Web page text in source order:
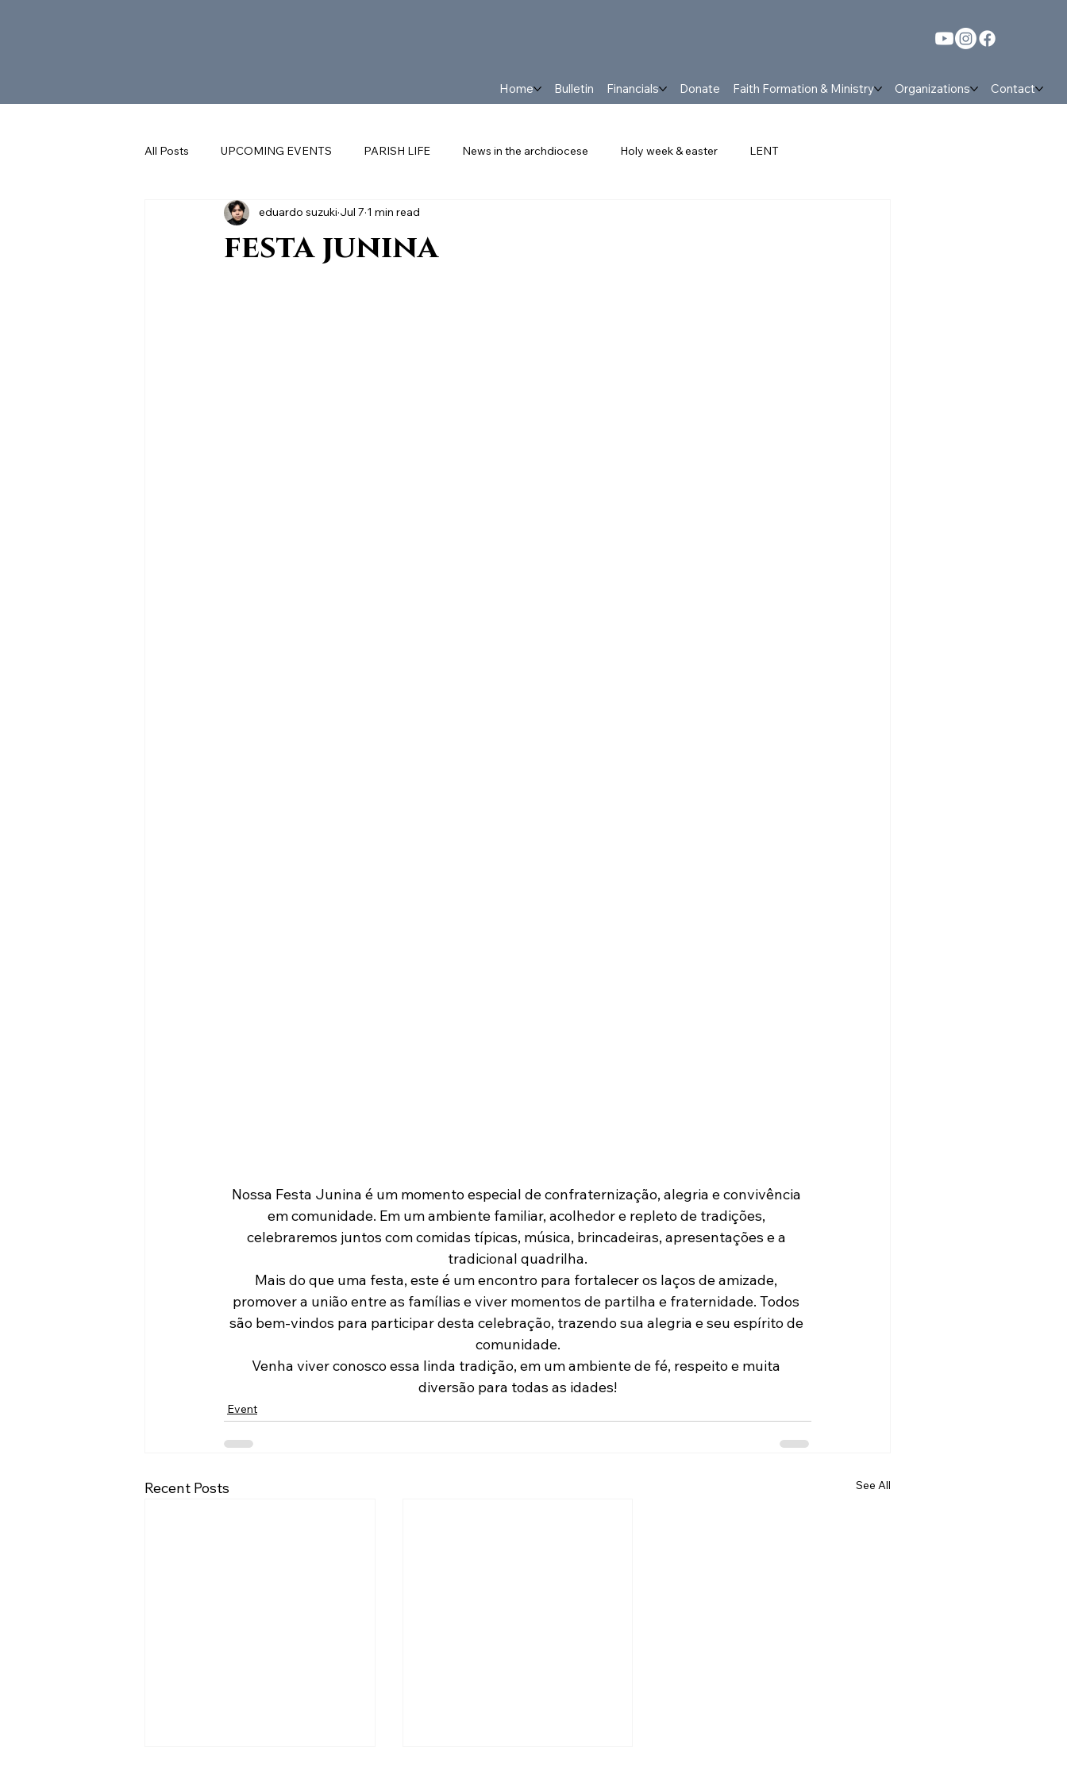
Home Bulletin Financials Donate Faith Formation & Ministry Organizations Contact
All Posts UPCOMING EVENTS PARISH LIFE News in the archdiocese Holy week & easter LENT
SUNDAY REFLECTIONS with FR. FRANCIS
festa junina
eduardo suzuki Jul 7 1 min read
Nossa Festa Junina é um momento especial de confraternização, alegria e convivência
em comunidade. Em um ambiente familiar, acolhedor e repleto de tradições,
celebraremos juntos com comidas típicas, música, brincadeiras, apresentações e a
tradicional quadrilha.
Mais do que uma festa, este é um encontro para fortalecer os laços de amizade,
promover a união entre as famílias e viver momentos de partilha e fraternidade. Todos
são bem-vindos para participar desta celebração, trazendo sua alegria e seu espírito de
comunidade.
Venha viver conosco essa linda tradição, em um ambiente de fé, respeito e muita
diversão para todas as idades!
Event
Recent Posts See All